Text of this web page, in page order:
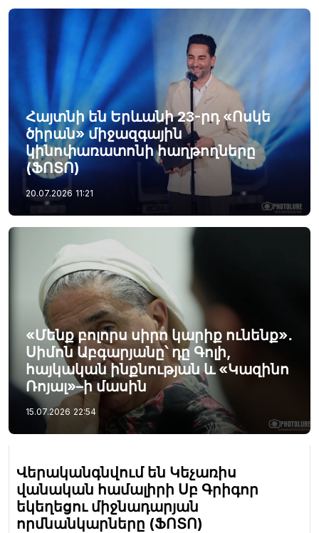
Հայտնի են Երևանի 23-րդ «Ոսկե
ծիրան» միջազգային
կինոփառատոնի հաղթողները
(ՖՈՏՈ)
20.07.2026 11:21
«Մենք բոլորս սիրո կարիք ունենք»․
Սիմոն Աբգարյանը՝ դը Գոլի,
հայկական ինքնության և «Կազինո
Ռոյալ»–ի մասին
15.07.2026 22:54
Վերականգնվում են Կեչառիս
վանական համալիրի Սբ Գրիգոր
եկեղեցու միջնադարյան
որմնանկարները (ՖՈՏՈ)